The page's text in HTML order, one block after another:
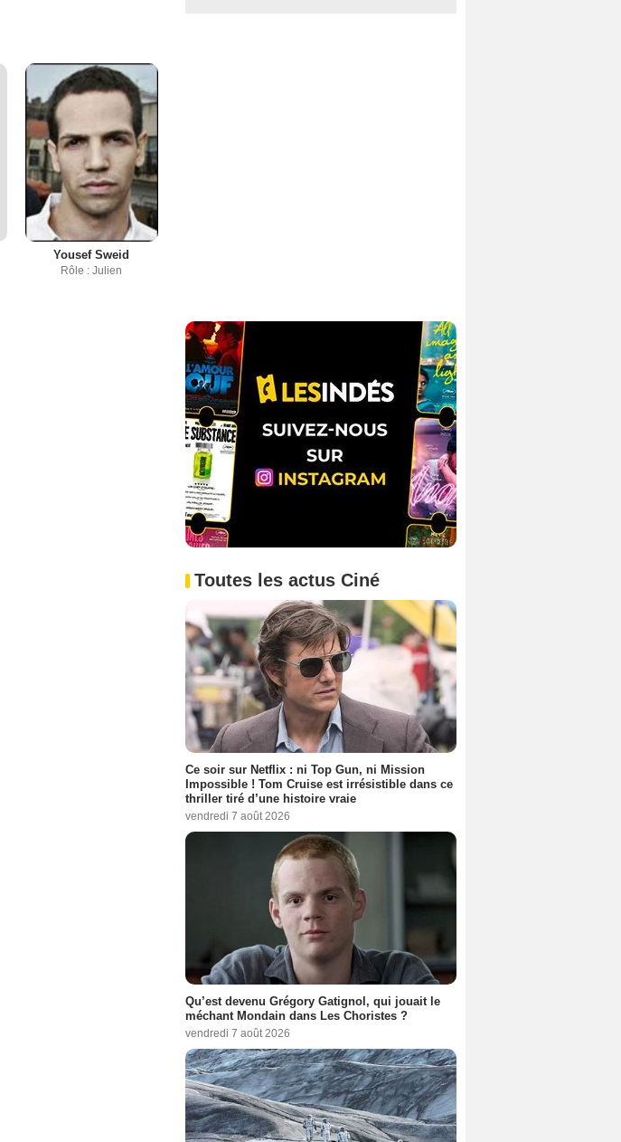
Yousef Sweid
Rôle : Julien
Toutes les actus Ciné
Ce soir sur Netflix : ni Top Gun, ni Mission
Impossible ! Tom Cruise est irrésistible dans ce
thriller tiré d’une histoire vraie
vendredi 7 août 2026
Qu’est devenu Grégory Gatignol, qui jouait le
méchant Mondain dans Les Choristes ?
vendredi 7 août 2026